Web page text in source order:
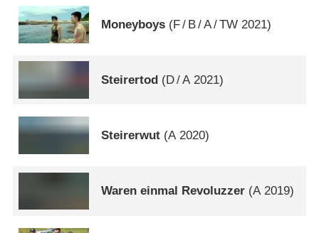
Moneyboys (F/ B/A/TW 2021)
Steirertod (D/A2021)
Steirerwut (A2020)
Waren einmal Revoluzzer (A2019)